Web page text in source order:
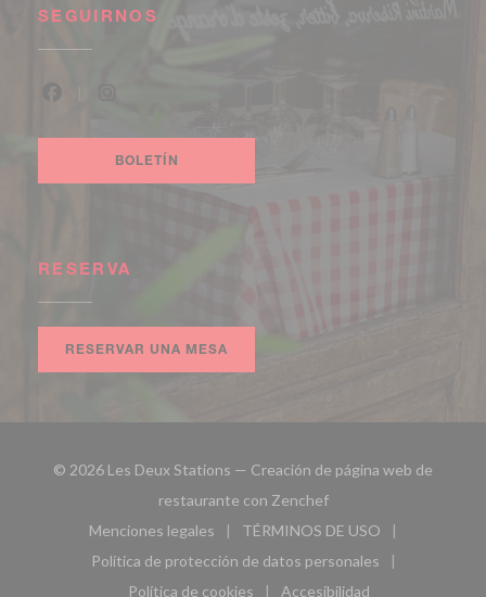
SEGUIRNOS
BOLETÍN
RESERVA
RESERVAR UNA MESA
© 2026 Les Deux Stations — Creación de página web de
restaurante con Zenchef((abre en una nueva
Menciones legales
((abre en una nueva ventana))
TÉRMINOS DE USO
((abre en una nueva
Política de protección de datos personales
((abre en una nueva ventana))
Política de cookies
Accesibilidad